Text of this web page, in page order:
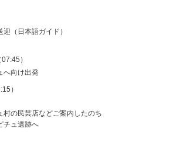
（日本語ガイド）
07:45）
へ向け出発
）
村の民芸店などご案内したのち
チュ遺跡へ